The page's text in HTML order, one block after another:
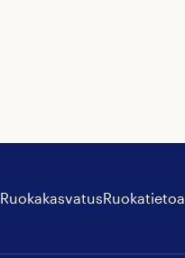
RuokakasvatusRuokatietoa